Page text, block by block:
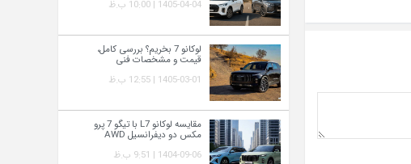
1405-04-04 | 10:00 ب.ظ
لوکانو 7 بخریم؟ بررسی کامل،
قیمت و مشخصات فنی
1405-03-01 | 12:55 ب.ظ
مقایسه لوکانو L7 با تیگو 7 پرو
مکس دو دیفرانسیل AWD
1404-09-06 | 9:51 ب.ظ